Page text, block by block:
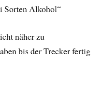
Sorten Alkohol“
näher zu
bis der Trecker fertig